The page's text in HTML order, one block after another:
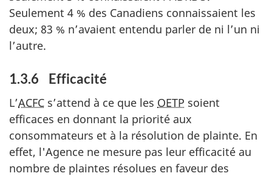
Seulement 4 % des Canadiens connaissaient les
deux; 83 % n’avaient entendu parler de ni l’un ni
l’autre.
1.3.6 Efficacité
L’ACFC s’attend à ce que les OETP soient
efficaces en donnant la priorité aux
consommateurs et à la résolution de plainte. En
effet, l'Agence ne mesure pas leur efficacité au
nombre de plaintes résolues en faveur des